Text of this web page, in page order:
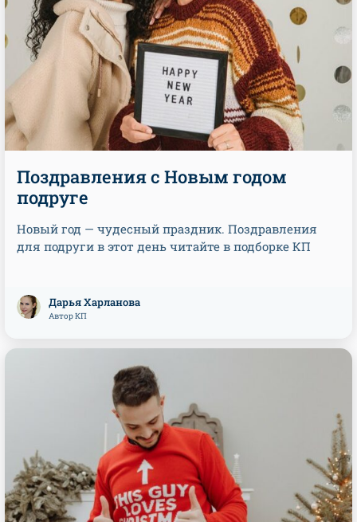
Поздравления с Новым годом
подруге
Новый год — чудесный праздник. Поздравления
для подруги в этот день читайте в подборке КП
Дарья Харланова
Автор КП